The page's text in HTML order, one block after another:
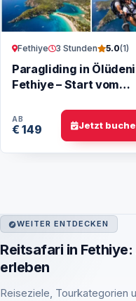
Fethiye 3 Stunden 5.0(1)
Paragliding in
Fethiye – Start vom
AB
€ 149 Jetzt
WEITER ENTDECKEN
Reitsafari in
erleben
Reiseziele, Tourkategorien